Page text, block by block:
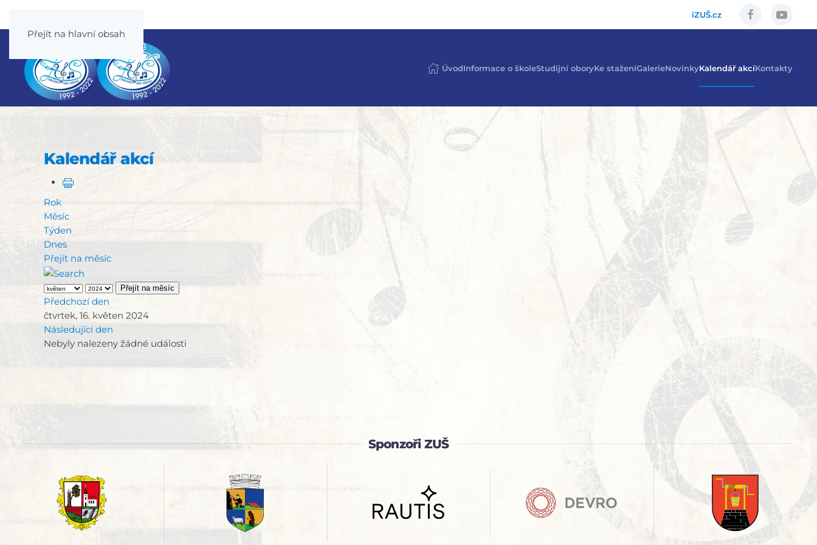
Přejít na hlavní obsah
iZUŠ.cz
ÚvodInformace o školeStudijní oboryKe staženíGalerieNovinkyKalendář akcíKontakty
Kalendář akcí
Rok
Měsíc
Týden
Dnes
Přejít na měsíc
Přejít na měsíc
Předchozí den
čtvrtek, 16. květen 2024
Následující den
Nebyly nalezeny žádné události
Sponzoři ZUŠ